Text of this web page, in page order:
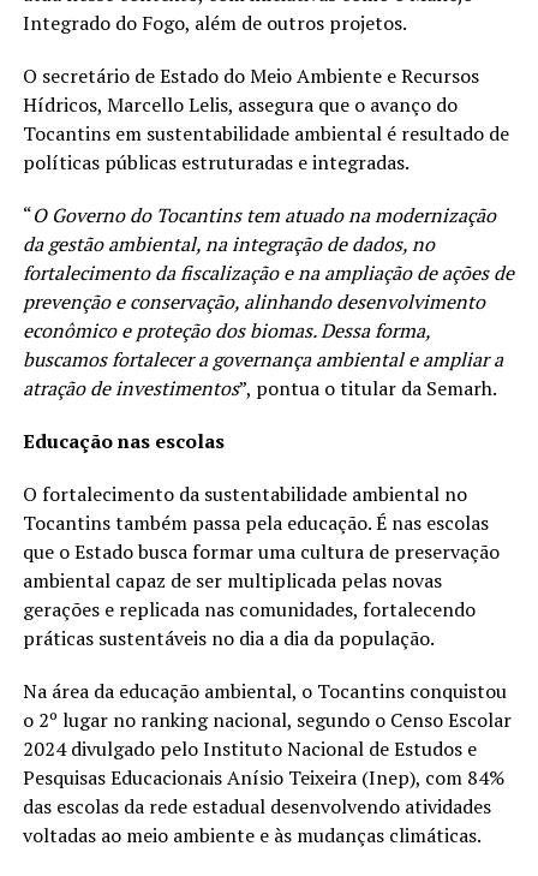
Integrado do Fogo, além de outros projetos.
O secretário de Estado do Meio Ambiente e Recursos
Hídricos, Marcello Lelis, assegura que o avanço do
Tocantins em sustentabilidade ambiental é resultado de
políticas públicas estruturadas e integradas.
“O Governo do Tocantins tem atuado na modernização
da gestão ambiental, na integração de dados, no
fortalecimento da fiscalização e na ampliação de ações de
prevenção e conservação, alinhando desenvolvimento
econômico e proteção dos biomas. Dessa forma,
buscamos fortalecer a governança ambiental e ampliar a
atração de investimentos”, pontua o titular da Semarh.
Educação nas escolas
O fortalecimento da sustentabilidade ambiental no
Tocantins também passa pela educação. É nas escolas
que o Estado busca formar uma cultura de preservação
ambiental capaz de ser multiplicada pelas novas
gerações e replicada nas comunidades, fortalecendo
práticas sustentáveis no dia a dia da população.
Na área da educação ambiental, o Tocantins conquistou
o 2º lugar no ranking nacional, segundo o Censo Escolar
2024 divulgado pelo Instituto Nacional de Estudos e
Pesquisas Educacionais Anísio Teixeira (Inep), com 84%
das escolas da rede estadual desenvolvendo atividades
voltadas ao meio ambiente e às mudanças climáticas.